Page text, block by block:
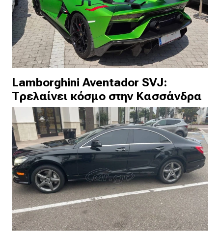
Lamborghini Aventador SVJ:
Τρελαίνει κόσμο στην Κασσάνδρα